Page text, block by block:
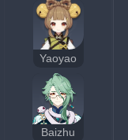
Yaoyao
Baizhu